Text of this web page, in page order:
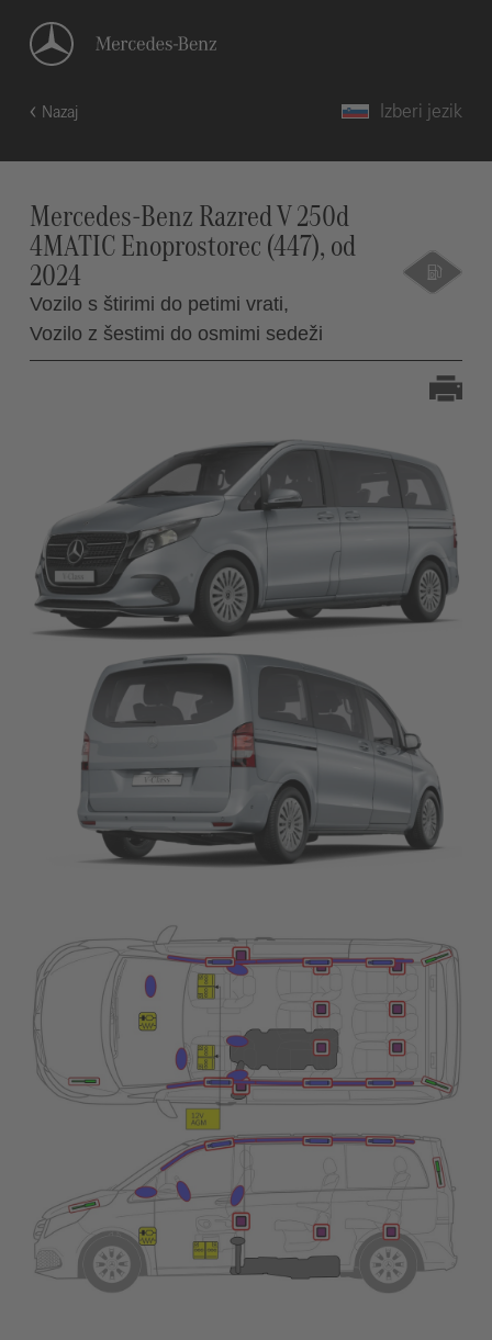
Nazaj Izberi jezik
Mercedes-Benz Razred V 250d
4MATIC Enoprostorec (447), od
2024
Vozilo s štirimi do petimi vrati,
Vozilo z šestimi do osmimi sedeži